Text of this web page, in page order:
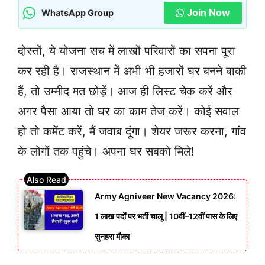
WhatsApp Group Join Now
दोस्तों, ये योजना सच में लाखों परिवारों का सपना पूरा
कर रही है। राजस्थान में अभी भी हजारों घर बनने बाकी
हैं, तो उम्मीद मत छोड़ें। आज ही लिस्ट चेक करें और
अगर पैसा आया तो घर का काम तेज करें। कोई सवाल
हो तो कमेंट करें, मैं जवाब दूंगा। शेयर जरूर करना, गांव
के लोगों तक पहुंचे। अपना घर सबको मिले!
Army Agniveer New Vacancy 2026:
1 लाख पदों पर भर्ती चालू | 10वीं–12वीं पास के लिए
सुनहरा मौका